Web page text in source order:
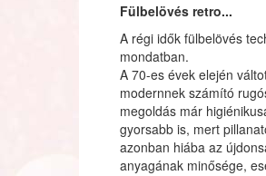
Fülbelövés retro...
A régi idők fülbelövés
mondatban.
A 70-es évek elején
modernnek számító
megoldás már
gyorsabb is, mert
azonban hiába az
anyagának minősége,